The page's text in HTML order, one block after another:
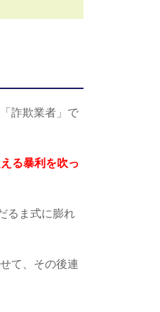
詐欺業者」で
る暴利を吹っ
るま式に膨れ
て、その後連